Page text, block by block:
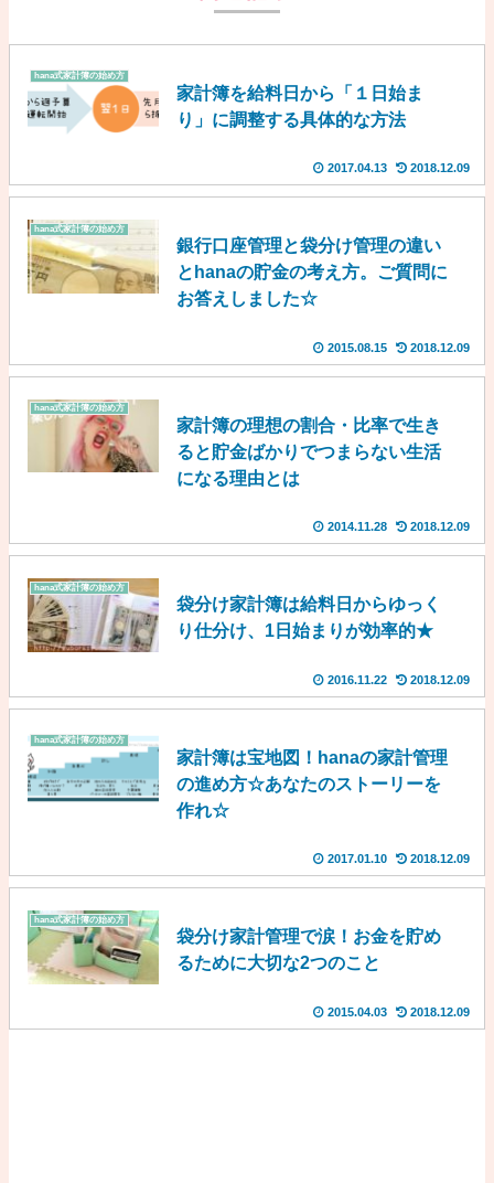
hana式家計簿の始め方
家計簿を給料日から「１日始ま
り」に調整する具体的な方法
2017.04.13 2018.12.09
hana式家計簿の始め方
銀行口座管理と袋分け管理の違い
とhanaの貯金の考え方。ご質問に
お答えしました☆
2015.08.15 2018.12.09
hana式家計簿の始め方
家計簿の理想の割合・比率で生き
ると貯金ばかりでつまらない生活
になる理由とは
2014.11.28 2018.12.09
hana式家計簿の始め方
袋分け家計簿は給料日からゆっく
り仕分け、1日始まりが効率的★
2016.11.22 2018.12.09
hana式家計簿の始め方
家計簿は宝地図！hanaの家計管理
の進め方☆あなたのストーリーを
作れ☆
2017.01.10 2018.12.09
hana式家計簿の始め方
袋分け家計管理で涙！お金を貯め
るために大切な2つのこと
2015.04.03 2018.12.09